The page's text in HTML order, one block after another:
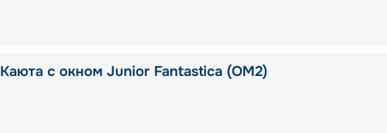
Каюта с окном Junior Fantastica (OM2)